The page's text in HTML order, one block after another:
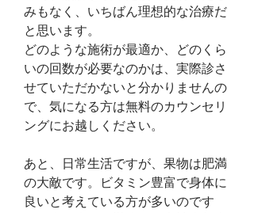
みもなく、いちばん理想的な治療だ
と思います。
どのような施術が最適か、どのくら
いの回数が必要なのかは、実際診さ
せていただかないと分かりませんの
で、気になる方は無料のカウンセリ
ングにお越しください。
あと、日常生活ですが、果物は肥満
の大敵です。ビタミン豊富で身体に
良いと考えている方が多いのです